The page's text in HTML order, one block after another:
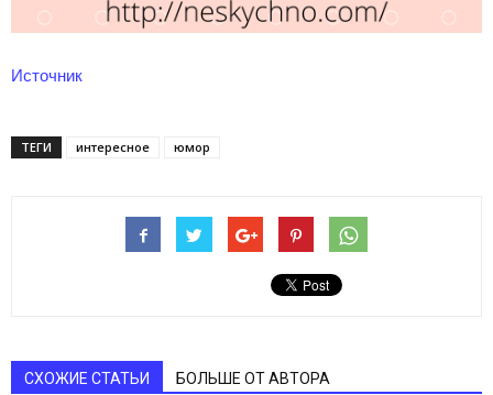
Источник
ТЕГИ интересное юмор
СХОЖИЕ СТАТЬИ БОЛЬШЕ ОТ АВТОРА